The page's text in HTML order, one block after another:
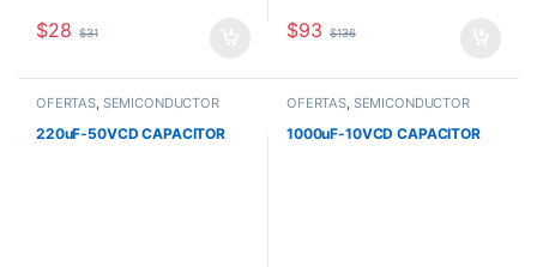
$28 $31 $93 $136
OFERTAS, SEMICONDUCTOR
220uF-50VCD CAPACITOR
OFERTAS, SEMICONDUCTOR
1000uF-10VCD CAPACITOR